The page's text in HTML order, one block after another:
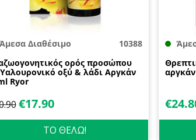
Διαθέσιμο
10388
ορός προσώπου
οξύ & λάδι Αργκάν
Ryor
€17.90
ΤΟ ΘΕΛΩ!
€